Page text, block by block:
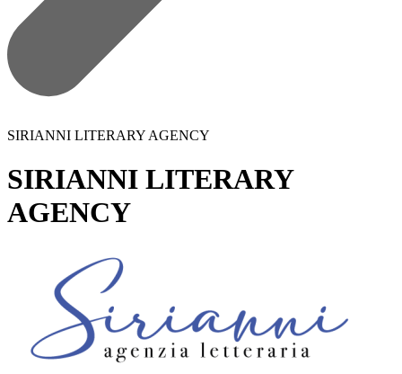
SIRIANNI LITERARY AGENCY
SIRIANNI LITERARY
AGENCY